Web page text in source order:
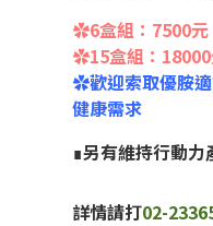
✿6盒組：7500元
✿15盒組：
✿歡迎索取優胺
健康需求
∎另有維持行動
詳情請打02-